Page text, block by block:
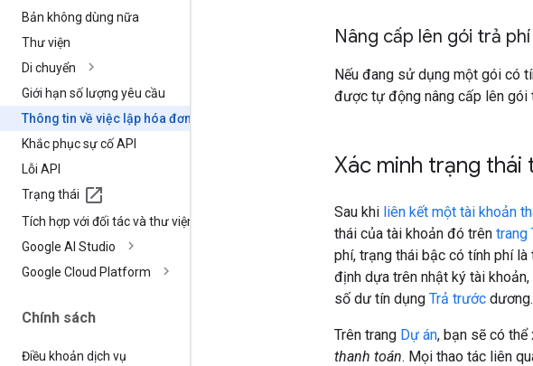
Bản không dùng nữa
Thư viện
Di chuyển
Giới hạn số lượng yêu cầu
Thông tin về việc lập hóa đơn
Khắc phục sự cố API
Lỗi API
Trạng thái
Tích hợp với đối tác và thư viện
Google AI Studio
Google Cloud Platform
Chính sách
Điều khoản dịch vụ
Nâng cấp lên gói trả
Nếu đang sử dụng một gói có
được tự động nâng cấp lên gói
Xác minh trạng thái
Sau khi liên kết một tài khoản
thái của tài khoản đó trên trang
phí, trạng thái bậc có tính phí
định dựa trên nhật ký tài
số dư tín dụng Trả trước dương.
Trên trang Dự án, bạn sẽ có
thanh toán. Mọi thao tác liên